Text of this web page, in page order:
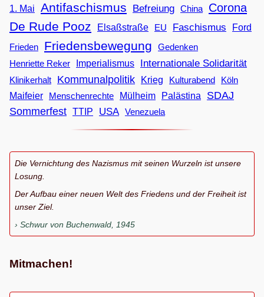
1. Mai Antifaschismus Befreiung China Corona
De Rude Pooz Elsaßstraße EU Faschismus
Ford
Frieden
Friedensbewegung
Gedenken
Henriette Reker
Imperialismus Internationale Solidarität
Klinikerhalt Kommunalpolitik Krieg Kulturabend
Köln
Maifeier
Menschenrechte Mülheim Palästina
SDAJ
Sommerfest TTIP USA Venezuela
Die Vernichtung des Nazismus mit seinen Wurzeln ist unsere
Losung.
Der Aufbau einer neuen Welt des Friedens und der Freiheit ist
unser Ziel.
Schwur von Buchenwald, 1945
Mitmachen!